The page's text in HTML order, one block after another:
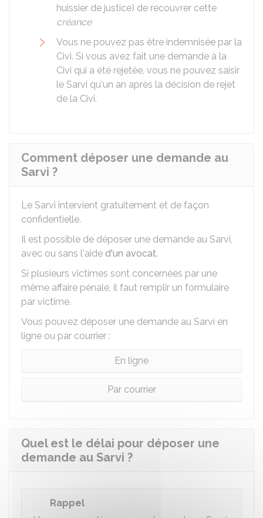
huissier de justice) de recouvrer cette
créance
Vous ne pouvez pas être indemnisée par la
Civi. Si vous avez fait une demande à la
Civi qui a été rejetée, vous ne pouvez saisir
le Sarvi qu'un an après la décision de rejet
de la Civi.
Comment déposer une demande au
Sarvi ?
Le Sarvi intervient gratuitement et de façon
confidentielle.
Il est possible de déposer une demande au Sarvi,
avec ou sans l'aide d'un avocat.
Si plusieurs victimes sont concernées par une
même affaire pénale, il faut remplir un formulaire
par victime.
Vous pouvez déposer une demande au Sarvi en
ligne ou par courrier :
En ligne
Par courrier
Quel est le délai pour déposer une
demande au Sarvi ?
Rappel